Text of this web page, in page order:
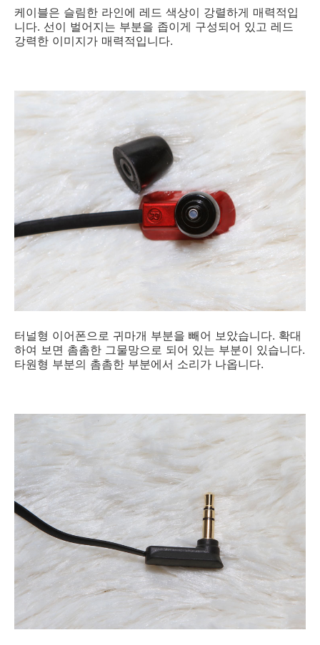
케이블은 슬림한 라인에 레드 색상이 강렬하게 매력적입
니다. 선이 벌어지는 부분을 좁이게 구성되어 있고 레드
강력한 이미지가 매력적입니다.
터널형 이어폰으로 귀마개 부분을 빼어 보았습니다. 확대
하여 보면 촘촘한 그물망으로 되어 있는 부분이 있습니다.
타원형 부분의 촘촘한 부분에서 소리가 나옵니다.